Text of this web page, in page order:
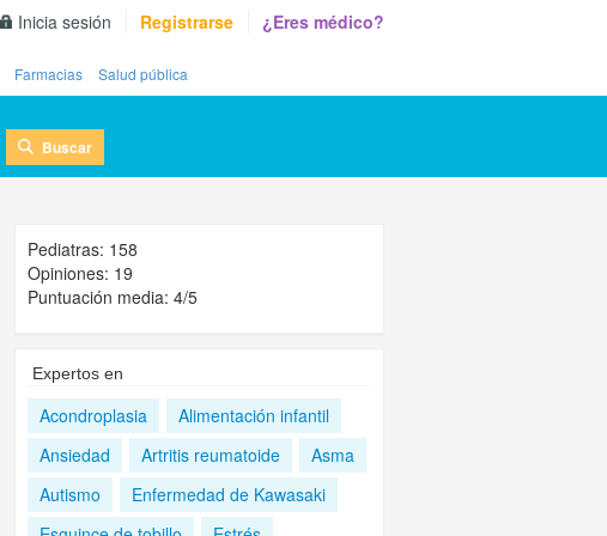
Inicia sesión Registrarse ¿Eres médico?
Farmacias Salud pública
Buscar
Pediatras: 158
Opiniones: 19
Puntuación media: 4/5
Expertos en
Acondroplasia
Alimentación infantil
Ansiedad
Artritis reumatoide
Asma
Autismo
Enfermedad de Kawasaki